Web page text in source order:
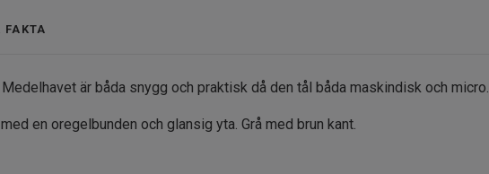
FAKTA
är båda snygg och praktisk då den tål båda maskindisk och micro.
en oregelbunden och glansig yta. Grå med brun kant.